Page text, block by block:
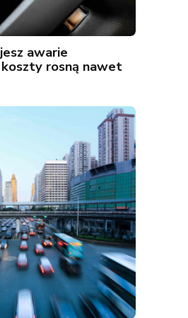
awarie
rosną nawet